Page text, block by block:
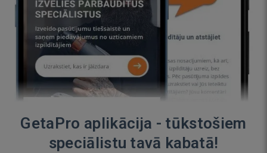
GetaPro aplikācija - tūkstošiem
speciālistu tavā kabatā!